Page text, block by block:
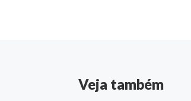
Veja também